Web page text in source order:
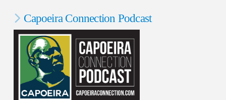
Capoeira Connection Podcast